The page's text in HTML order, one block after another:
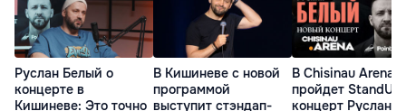
Руслан Белый о
концерте в
Кишиневе: Это точно
В Кишиневе с новой
программой
выступит стэндап-
В Chisinau Arena
пройдет StandUp
концерт Руслана